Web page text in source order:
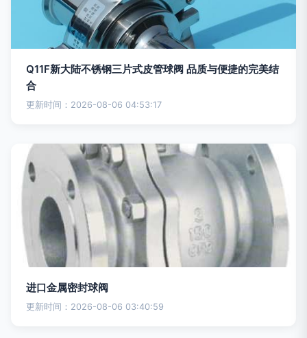
Q11F新大陆不锈钢三片式皮管球阀 品质与便捷的完美结
合
更新时间：2026-08-06 04:53:17
进口金属密封球阀
更新时间：2026-08-06 03:40:59